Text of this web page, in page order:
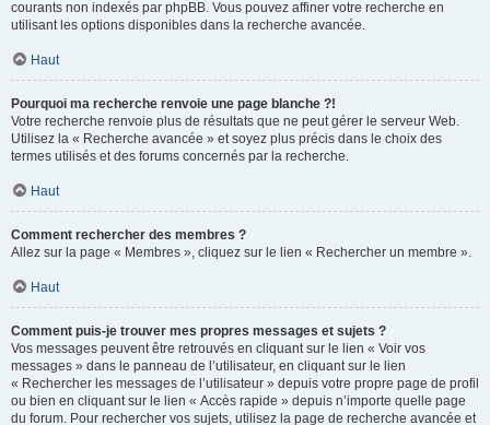
courants non indexés par phpBB. Vous pouvez affiner votre recherche en
utilisant les options disponibles dans la recherche avancée.
Haut
Pourquoi ma recherche renvoie une page blanche ?!
Votre recherche renvoie plus de résultats que ne peut gérer le serveur Web.
Utilisez la « Recherche avancée » et soyez plus précis dans le choix des
termes utilisés et des forums concernés par la recherche.
Haut
Comment rechercher des membres ?
Allez sur la page « Membres », cliquez sur le lien « Rechercher un membre ».
Haut
Comment puis-je trouver mes propres messages et sujets ?
Vos messages peuvent être retrouvés en cliquant sur le lien « Voir vos
messages » dans le panneau de l’utilisateur, en cliquant sur le lien
« Rechercher les messages de l’utilisateur » depuis votre propre page de profil
ou bien en cliquant sur le lien « Accès rapide » depuis n’importe quelle page
du forum. Pour rechercher vos sujets, utilisez la page de recherche avancée et